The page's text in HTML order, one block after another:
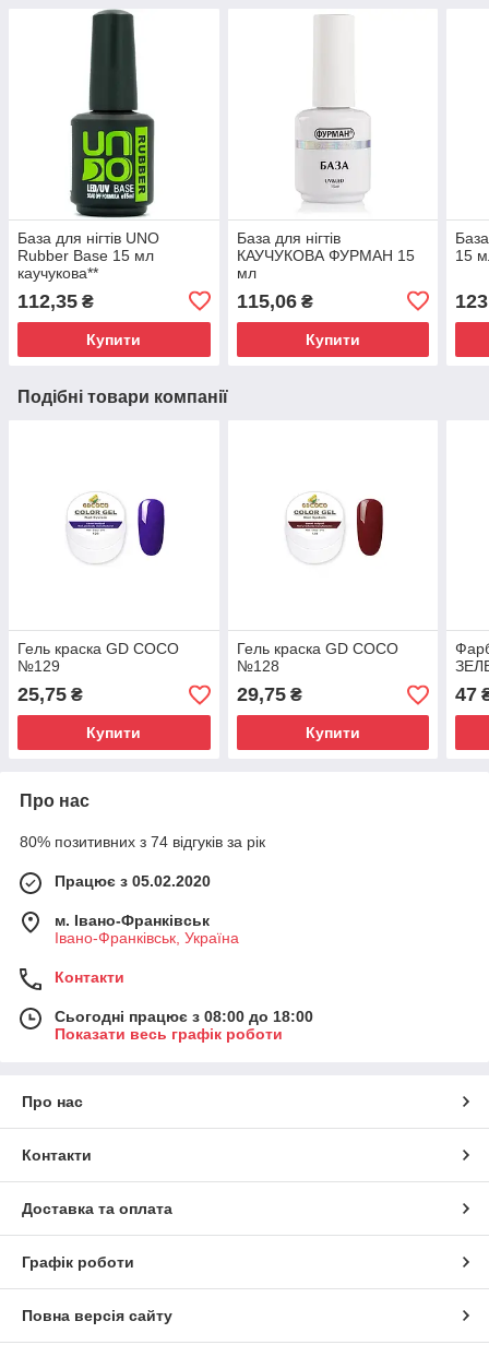
База для нігтів UNO
Rubber Base 15 мл
каучукова**
112,35 ₴
Купити
База для нігтів
КАУЧУКОВА ФУРМАН 15
мл
115,06₴
Купити
15
123
Подібні товари компанії
Гель краска GD COCO
№129
25,75 ₴
Купити
Гель краска GD COCO
№128
29,75₴
Купити
47
Про нас
80% позитивних з 74 відгуків за рік
Працює з 05.02.2020
м. Івано-Франківськ
Івано-Франківськ, Україна
Контакти
Сьогодні працює з 08:00 до 18:00
Показати весь графік роботи
Про нас
Контакти
Доставка та оплата
Графік роботи
Повна версія сайту